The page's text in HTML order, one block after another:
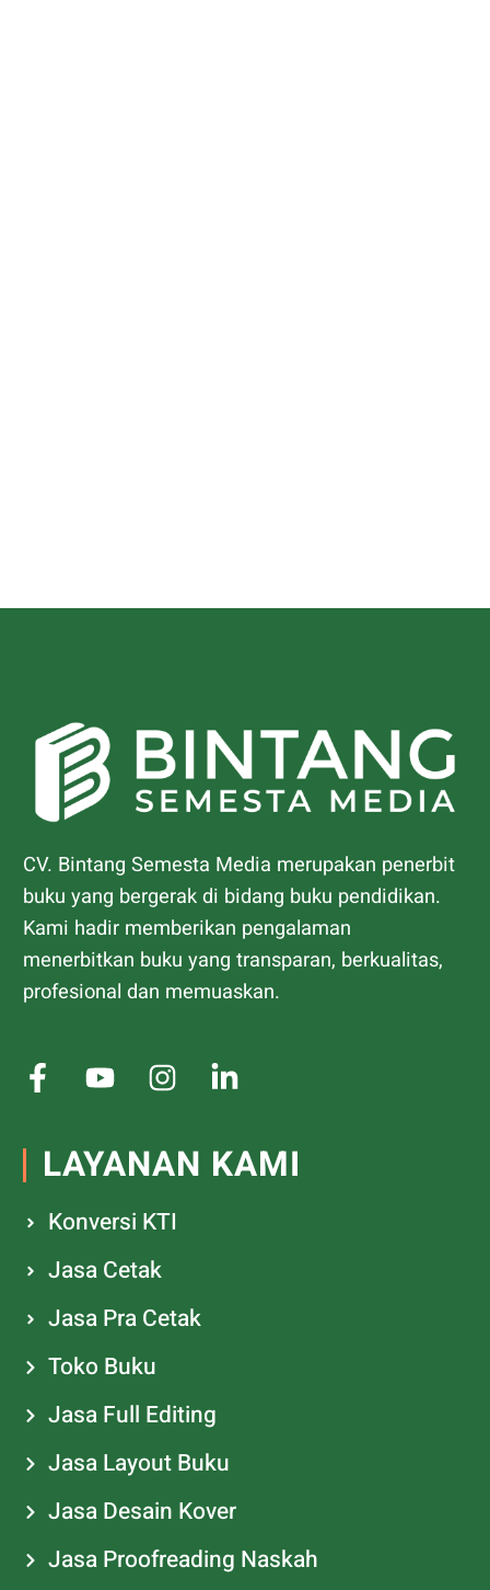
CV. Bintang Semesta Media merupakan penerbit
buku yang bergerak di bidang buku pendidikan.
Kami hadir memberikan pengalaman
menerbitkan buku yang transparan, berkualitas,
profesional dan memuaskan.
LAYANAN KAMI
Konversi KTI
Jasa Cetak
Jasa Pra Cetak
Toko Buku
Jasa Full Editing
Jasa Layout Buku
Jasa Desain Kover
Jasa Proofreading Naskah